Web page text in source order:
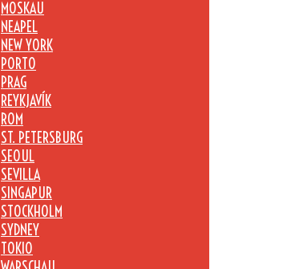
MOSKAU
NEAPEL
NEW YORK
PORTO
PRAG
REYKJAVÍK
ROM
ST. PETERSBURG
SEOUL
SEVILLA
SINGAPUR
STOCKHOLM
SYDNEY
TOKIO